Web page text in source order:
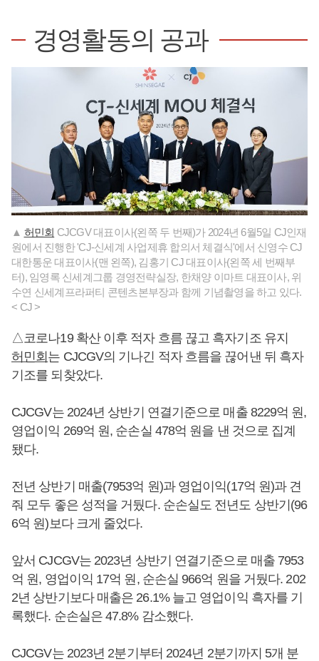
경영활동의 공과
▲ 허민회 CJCGV 대표이사(왼쪽 두 번째)가 2024년 6월5일 CJ인재
원에서 진행한 'CJ-신세계 사업제휴 합의서 체결식'에서 신영수 CJ
대한통운 대표이사(맨 왼쪽), 김홍기 CJ 대표이사(왼쪽 세 번째부
터), 임영록 신세계그룹 경영전략실장, 한채양 이마트 대표이사, 위
수연 신세계프라퍼티 콘텐츠본부장과 함께 기념촬영을 하고 있다.
< CJ >
△코로나19 확산 이후 적자 흐름 끊고 흑자기조 유지
허민회 는 CJCGV의 기나긴 적자 흐름을 끊어낸 뒤 흑자
기조를 되찾았다.
CJCGV는 2024년 상반기 연결기준으로 매출 8229억 원,
영업이익 269억 원, 순손실 478억 원을 낸 것으로 집계
됐다.
전년 상반기 매출(7953억 원)과 영업이익(17억 원)과 견
줘 모두 좋은 성적을 거뒀다. 순손실도 전년도 상반기(96
6억 원)보다 크게 줄었다.
앞서 CJCGV는 2023년 상반기 연결기준으로 매출 7953
억 원, 영업이익 17억 원, 순손실 966억 원을 거뒀다. 202
2년 상반기보다 매출은 26.1% 늘고 영업이익 흑자를 기
록했다. 순손실은 47.8% 감소했다.
CJCGV는 2023년 2분기부터 2024년 2분기까지 5개 분